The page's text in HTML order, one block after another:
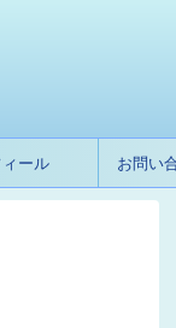
ール お問い